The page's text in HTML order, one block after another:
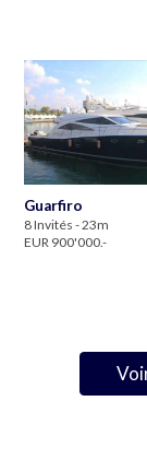
Guarfiro
8 Invités - 23m
EUR 900'000.-